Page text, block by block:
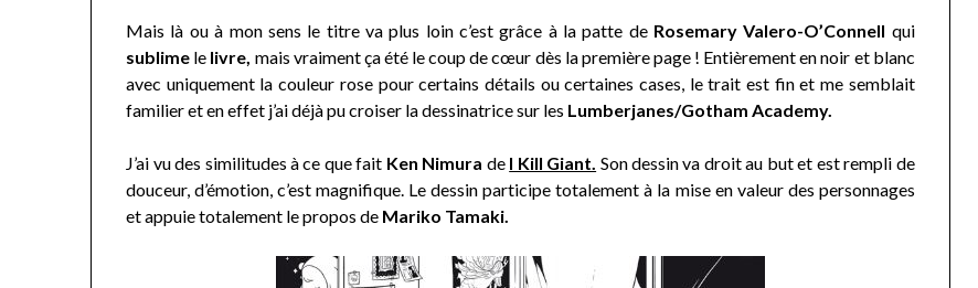
Mais là ou à mon sens le titre va plus loin c’est grâce à la patte de Rosemary Valero-O’Connell qui
sublime le livre, mais vraiment ça été le coup de cœur dès la première page ! Entièrement en noir et blanc
avec uniquement la couleur rose pour certains détails ou certaines cases, le trait est fin et me semblait
familier et en effet j’ai déjà pu croiser la dessinatrice sur les Lumberjanes/Gotham Academy.
J’ai vu des similitudes à ce que fait Ken Nimura de I Kill Giant. Son dessin va droit au but et est rempli de
douceur, d’émotion, c’est magnifique. Le dessin participe totalement à la mise en valeur des personnages
et appuie totalement le propos de Mariko Tamaki.